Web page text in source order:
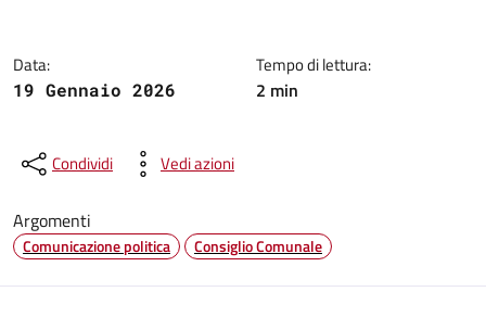
Data:
19 Gennaio 2026
Tempo di lettura:
2 min
Condividi Vedi azioni
Argomenti
Comunicazione politica Consiglio Comunale